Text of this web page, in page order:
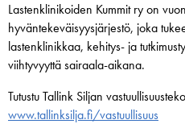
Lastenklinikoiden Kummit ry on
hyväntekeväisyysjärjestö, joka
lastenklinikkaa, kehitys- ja
viihtyvyyttä sairaala-aikana.
Tutustu Tallink Siljan
www.tallinksilja.fi/vastuullisuus